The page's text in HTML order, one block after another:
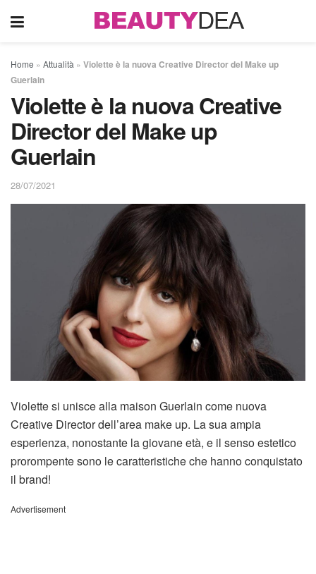
Home » Attualità » Violette è la nuova Creative Director del Make up
Guerlain
Violette è la nuova Creative
Director del Make up
Guerlain
28/07/2021
Violette si unisce alla maison Guerlain come nuova
Creative Director dell’area make up. La sua ampia
esperienza, nonostante la giovane età, e il senso estetico
prorompente sono le caratteristiche che hanno conquistato
il brand!
Advertisement